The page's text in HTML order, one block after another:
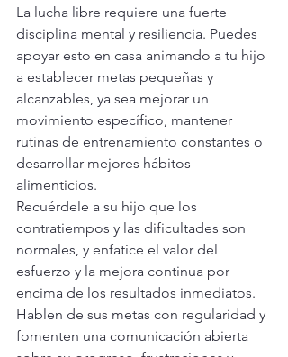
La lucha libre requiere una fuerte
disciplina mental y resiliencia. Puedes
apoyar esto en casa animando a tu hijo
a establecer metas pequeñas y
alcanzables, ya sea mejorar un
movimiento específico, mantener
rutinas de entrenamiento constantes o
desarrollar mejores hábitos
alimenticios.
Recuérdele a su hijo que los
contratiempos y las dificultades son
normales, y enfatice el valor del
esfuerzo y la mejora continua por
encima de los resultados inmediatos.
Hablen de sus metas con regularidad y
fomenten una comunicación abierta